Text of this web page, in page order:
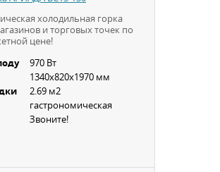
холодильная горка
и торговых точек по
цене!
970 Вт
1340х820х1970 мм
2.69 м2
гастрономическая
Звоните!